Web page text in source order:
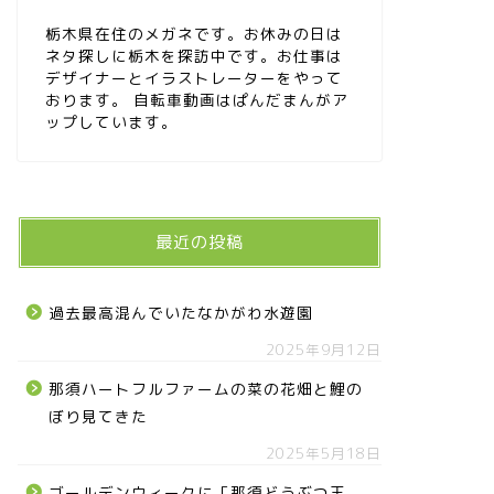
栃木県在住のメガネです。お休みの日は
ネタ探しに栃木を探訪中です。お仕事は
デザイナーとイラストレーターをやって
おります。 自転車動画はぱんだまんがア
ップしています。
最近の投稿
過去最高混んでいたなかがわ水遊園
2025年9月12日
那須ハートフルファームの菜の花畑と鯉の
ぼり見てきた
2025年5月18日